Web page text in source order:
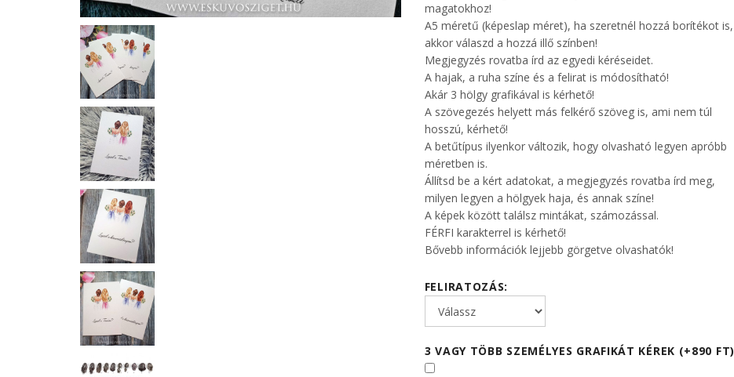
magatokhoz!
A5 méretű (képeslap méret), ha szeretnél hozzá borítékot is,
akkor válaszd a hozzá illő színben!
Megjegyzés rovatba írd az egyedi kéréseidet.
A hajak, a ruha színe és a felirat is módosítható!
Akár 3 hölgy grafikával is kérhető!
A szövegezés helyett más felkérő szöveg is, ami nem túl
hosszú, kérhető!
A betűtípus ilyenkor változik, hogy olvasható legyen apróbb
méretben is.
Állítsd be a kért adatokat, a megjegyzés rovatba írd meg,
milyen legyen a hölgyek haja, és annak színe!
A képek között találsz mintákat, számozással.
FÉRFI karakterrel is kérhető!
Bővebb információk lejjebb görgetve olvashatók!
FELIRATOZÁS:
3 VAGY TÖBB SZEMÉLYES GRAFIKÁT KÉREK (+890 FT)